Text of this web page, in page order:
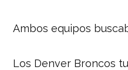
Ambos equipos
Los Denver Broncos